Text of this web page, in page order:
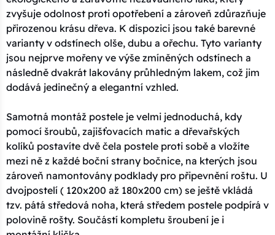
zvyšuje odolnost proti opotřebení a zároveň zdůrazňuje
přirozenou krásu dřeva. K dispozici jsou také barevné
varianty v odstínech olše, dubu a ořechu. Tyto varianty
jsou nejprve mořeny ve výše zmíněných odstínech a
následně dvakrát lakovány průhledným lakem, což jim
dodává jedinečný a elegantní vzhled.
Samotná montáž postele je velmi jednoduchá, kdy
pomocí šroubů, zajišťovacích matic a dřevařských
kolíků postavíte dvě čela postele proti sobě a vložíte
mezi ně z každé boční strany bočnice, na kterých jsou
zároveň namontovány podklady pro připevnění roštu. U
dvojpostelí ( 120x200 až 180x200 cm) se ještě vkládá
tzv. pátá středová noha, která středem postele podpírá v
polovině rošty. Součástí kompletu šroubení je i